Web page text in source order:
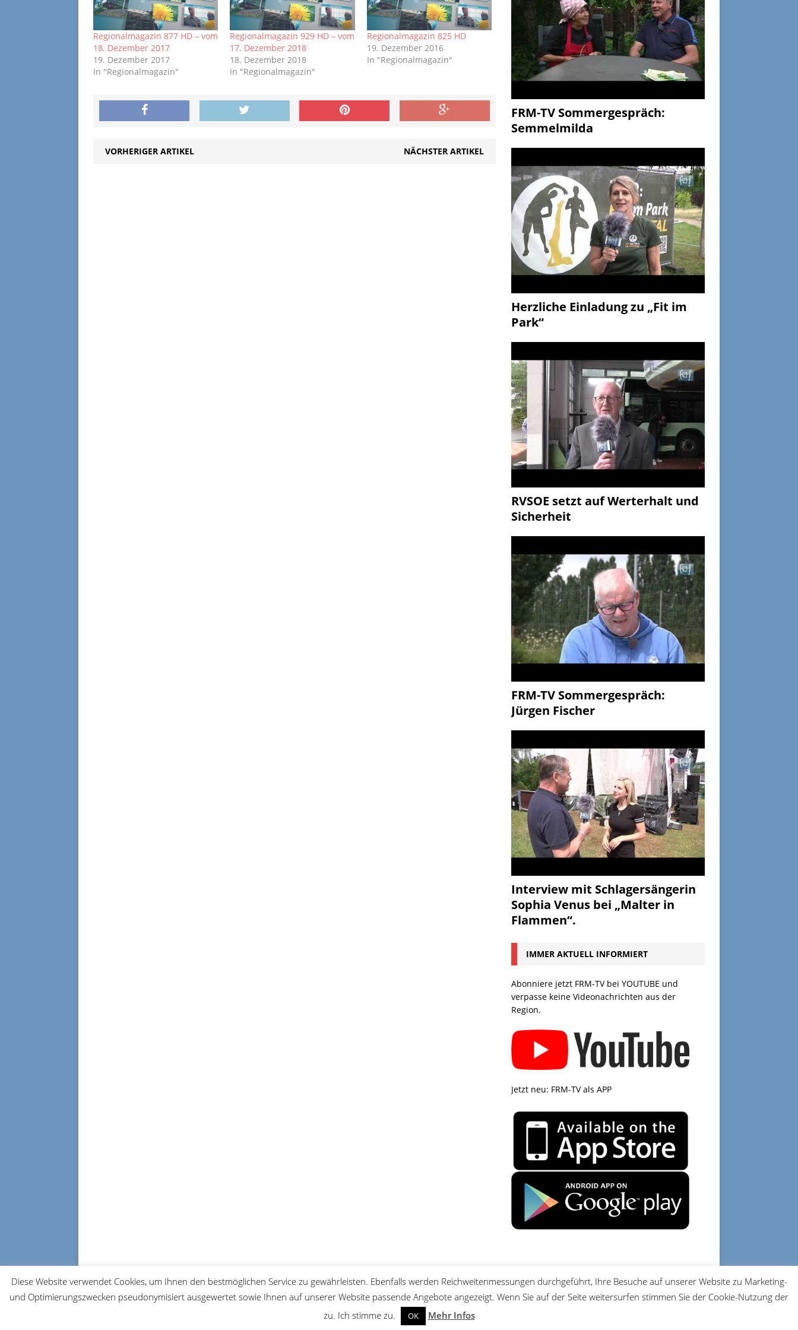
Regionalmagazin 877 HD – vom
18. Dezember 2017
19. Dezember 2017
In "Regionalmagazin"
Regionalmagazin 929 HD – vom
17. Dezember 2018
18. Dezember 2018
In "Regionalmagazin"
Regionalmagazin 825 HD
19. Dezember 2016
In "Regionalmagazin"
VORHERIGER ARTIKEL NÄCHSTER ARTIKEL
FRM-TV Sommergespräch:
Semmelmilda
Herzliche Einladung zu „Fit im
Park“
RVSOE setzt auf Werterhalt und
Sicherheit
FRM-TV Sommergespräch:
Jürgen Fischer
Interview mit Schlagersängerin
Sophia Venus bei „Malter in
Flammen“.
IMMER AKTUELL INFORMIERT
Abonniere jetzt FRM-TV bei YOUTUBE und
verpasse keine Videonachrichten aus der
Region.
Jetzt neu: FRM-TV als APP
DATENSCHUTZ IMPRESSUM
© 2026 FRM-TV
Diese Website verwendet Cookies, um Ihnen den bestmöglichen Service zu gewährleisten. Ebenfalls werden Reichweitenmessungen durchgeführt, Ihre Besuche auf unserer Website zu Marketing-
und Optimierungszwecken pseudonymisiert ausgewertet sowie Ihnen auf unserer Website passende Angebote angezeigt. Wenn Sie auf der Seite weitersurfen stimmen Sie der Cookie-Nutzung der
zu. Ich stimme zu.
OK Mehr Infos